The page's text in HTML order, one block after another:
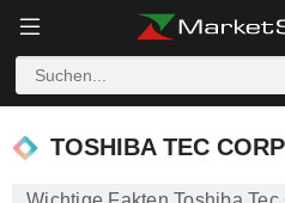
TOSHIBA TEC